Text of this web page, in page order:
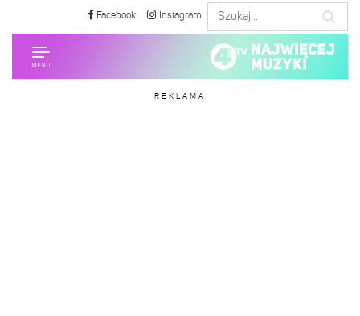
Facebook Instagram
REKLAMA